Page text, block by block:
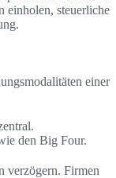
einholen, steuerliche
einer
den Big Four.
verzögern. Firmen